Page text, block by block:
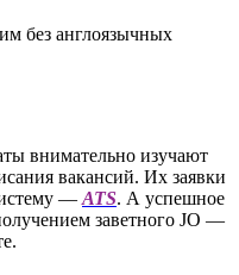
без англоязычных
внимательно изучают
вакансий. Их заявки
—ATS. А успешное
заветного JO —